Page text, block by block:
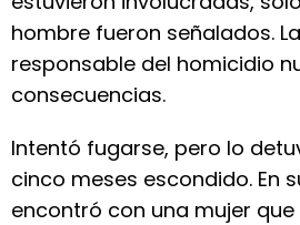
hombre fueron señalados.
responsable del homicidio
consecuencias.
Intentó fugarse, pero lo
cinco meses escondido. En
encontró con una mujer